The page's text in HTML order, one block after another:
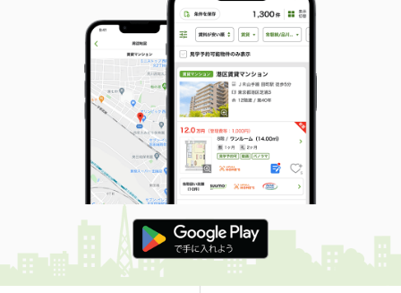
56.15m²
間取り
3DK
新潟県三条市西裏館３
価 格
5.30万円
住 所
新潟県三条市西裏館３
専有面積 51.67m²
間取り
2DK
新潟県新潟市中央区笹口１丁目
価 格
4万円
住 所
新潟県新潟市中央区笹口１丁目
専有面積